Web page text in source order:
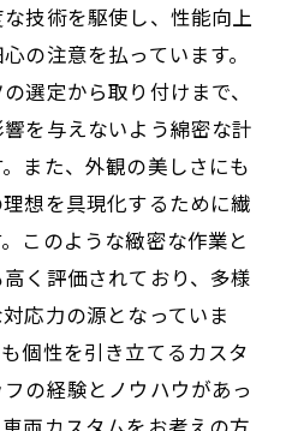
技術を駆使し、性能向上
の注意を払っています。
選定から取り付けまで、
を与えないよう綿密な計
また、外観の美しさにも
想を具現化するために繊
このような緻密な作業と
く評価されており、多様
応力の源となっていま
個性を引き立てるカスタ
の経験とノウハウがあっ